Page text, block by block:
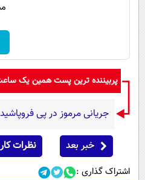
پربیننده ترین پست همین یک
جریانی مرموز در پی
خبر بعد نظرات
اشتراک گذاری :